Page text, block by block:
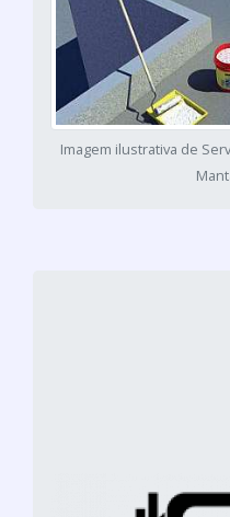
Imagem ilustrativa de